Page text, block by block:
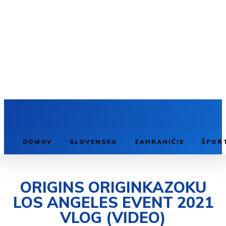
DOMOV SLOVENSKO ZAHRANIČIE
ORIGINS ORIGINKAZOKU
LOS ANGELES EVENT 2021
VLOG (VIDEO)